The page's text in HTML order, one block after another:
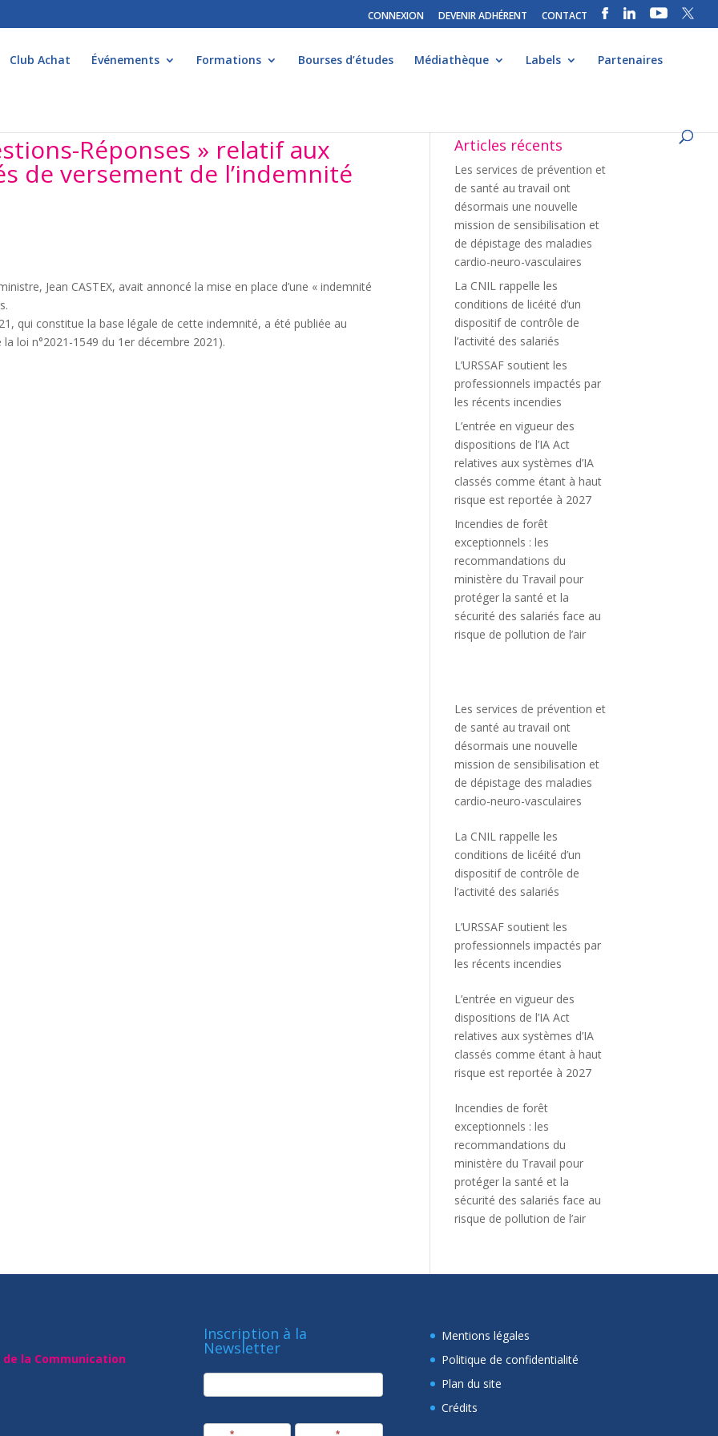
CONNEXION DEVENIR ADHÉRENT CONTACT
Club Achat Événements Formations Bourses d’études Médiathèque Labels Partenaires
Réponses » relatif aux
de versement de l’indemnité
Jean CASTEX, avait annoncé la mise en place d’une « indemnité
qui constitue la base légale de cette indemnité, a été publiée au
loi n°2021-1549 du 1er décembre 2021).
Articles récents
Les services de prévention et
de santé au travail ont
désormais une nouvelle
mission de sensibilisation et
de dépistage des maladies
cardio-neuro-vasculaires
La CNIL rappelle les
conditions de licéité d’un
dispositif de contrôle de
l’activité des salariés
L’URSSAF soutient les
professionnels impactés par
les récents incendies
L’entrée en vigueur des
dispositions de l’IA Act
relatives aux systèmes d’IA
classés comme étant à haut
risque est reportée à 2027
Incendies de forêt
exceptionnels : les
recommandations du
ministère du Travail pour
protéger la santé et la
sécurité des salariés face au
risque de pollution de l’air
Les services de prévention et
de santé au travail ont
désormais une nouvelle
mission de sensibilisation et
de dépistage des maladies
cardio-neuro-vasculaires
La CNIL rappelle les
conditions de licéité d’un
dispositif de contrôle de
l’activité des salariés
L’URSSAF soutient les
professionnels impactés par
les récents incendies
L’entrée en vigueur des
dispositions de l’IA Act
relatives aux systèmes d’IA
classés comme étant à haut
risque est reportée à 2027
Incendies de forêt
exceptionnels : les
recommandations du
ministère du Travail pour
protéger la santé et la
sécurité des salariés face au
risque de pollution de l’air
la Communication
Inscription à la
Newsletter
newsletter
Mentions légales
Politique de confidentialité
Plan du site
Crédits